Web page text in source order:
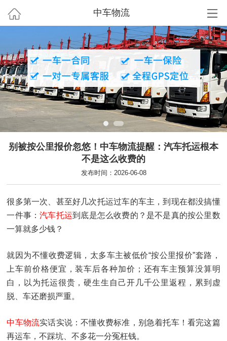
中车物流
别被按公里报价忽悠！中车物流提醒：汽车托运根本
不是这么收费的
发布时间：2026-06-08
很多第一次、甚至好几次托运过车的车主，到现在都没搞懂
一件事：汽车托运到底是怎么收费的？是不是真的按公里数
一算就多少钱？
就因为不懂收费逻辑，太多车主被低价“按公里报价”套路，
上车前价格便宜，装车后各种加价；还有车主预算没算明
白，以为托运很贵，硬生生自己开几千公里返程，累到虚
脱、车还磨损严重。
中车物流实话实说：不懂收费标准，别急着托车！看完这篇
再运车，不踩坑、不多花一分冤枉钱。